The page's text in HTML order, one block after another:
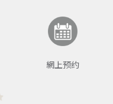
網上预约